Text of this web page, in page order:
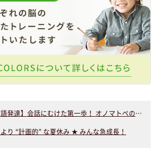
発達】会話にむけた第一歩！ オノマトペの可能性を探る
り “計画的” な夏休み ★ みんな急成長！